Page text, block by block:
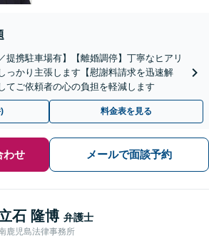
提携駐車場有】【離婚調停】丁寧なヒアリ
っかり主張します【慰謝料請求を迅速解
てご依頼者の心の負担を軽減します
料金表を見る
わせ メールで面談予約
石 隆博 弁護士
鹿児島法律事務所